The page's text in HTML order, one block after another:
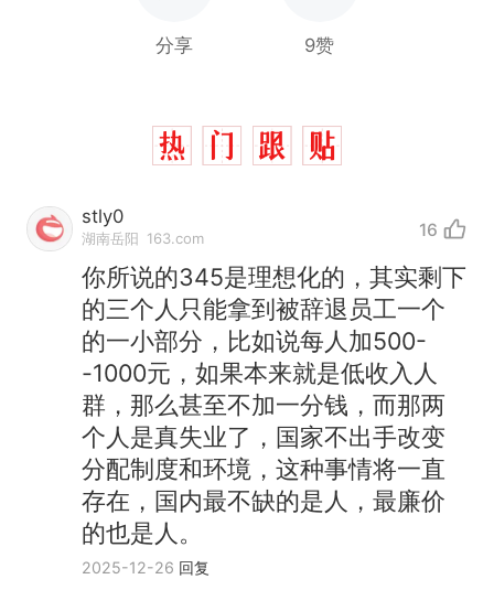
分享 9赞
stly0
湖南岳阳 163.com 16
你所说的345是理想化的，其实剩下
的三个人只能拿到被辞退员工一个
的一小部分，比如说每人加500-
-1000元，如果本来就是低收入人
群，那么甚至不加一分钱，而那两
个人是真失业了，国家不出手改变
分配制度和环境，这种事情将一直
存在，国内最不缺的是人，最廉价
的也是人。
2025-12-26 回复
热 那个在床头放菜刀的女孩，